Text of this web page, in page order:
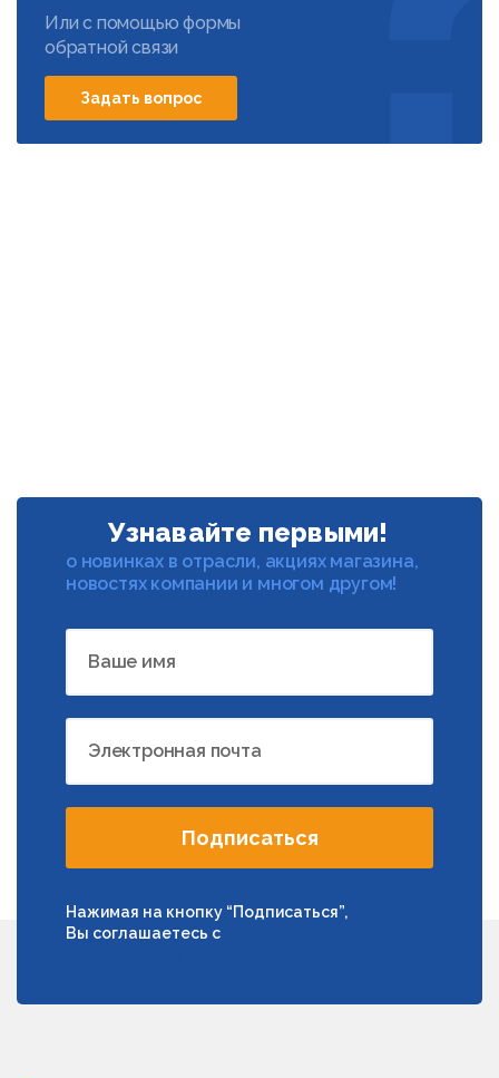
Или с помощью формы
обратной связи
Задать вопрос
Узнавайте первыми!
о новинках в отрасли, акциях магазина,
новостях компании и многом другом!
Ваше имя
Электронная почта
Подписаться
Нажимая на кнопку “Подписаться”,
Вы соглашаетесь с